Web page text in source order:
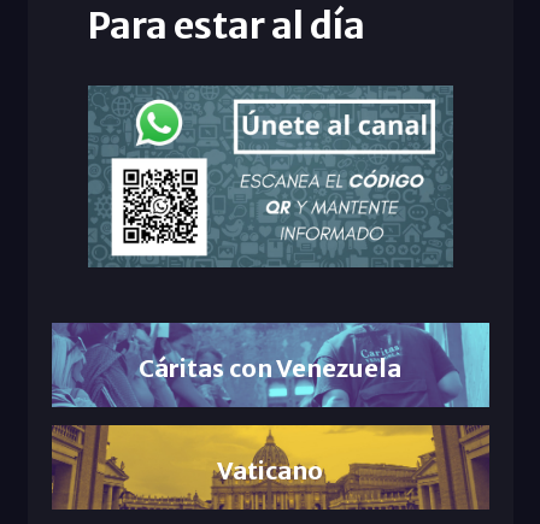
Para estar al día
Cáritas con Venezuela
Vaticano